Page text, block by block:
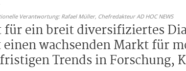
Verantwortung: Rafael Müller, Chefredakteur AD HOC NEWS
ein breit diversifiziertes
wachsenden Markt für
Trends in Forschung,